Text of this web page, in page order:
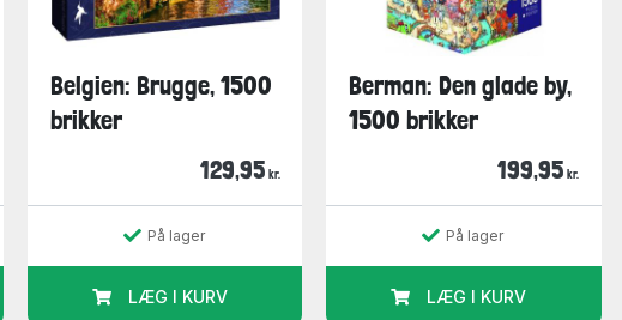
Belgien: Brugge, 1500
brikker
129,95 kr.
På lager
LÆG I KURV
Berman: Den glade by,
1500 brikker
199,95 kr.
På lager
LÆG I KURV